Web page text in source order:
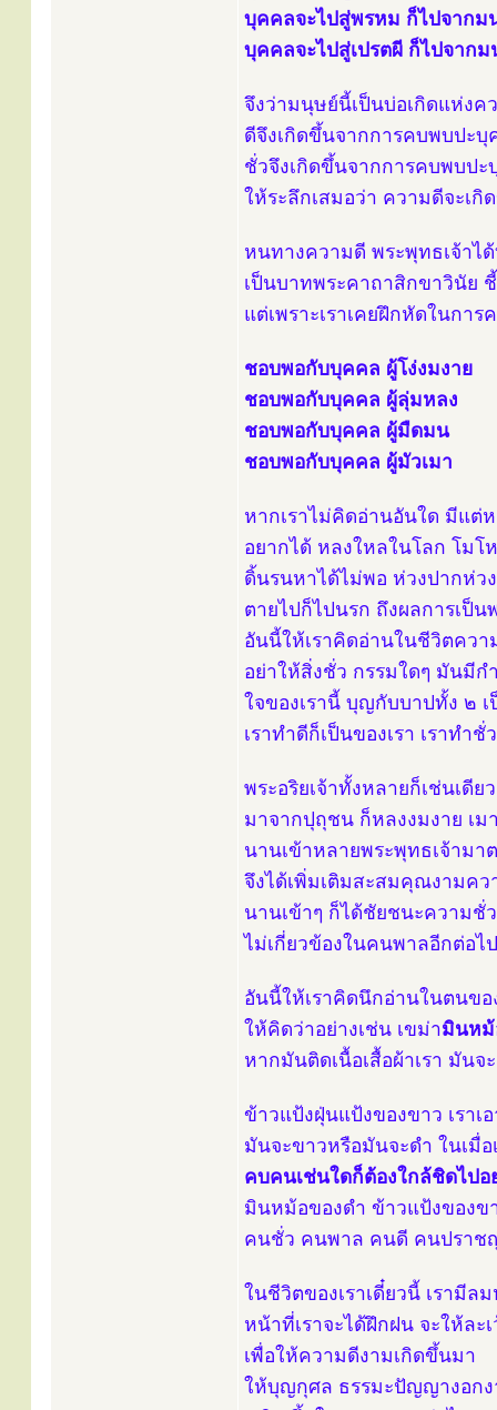
บุคคลจะไปสู่พรหม ก็ไปจากม
บุคคลจะไปสู่เปรตผี ก็ไปจาก
จึงว่ามนุษย์นี้เป็นบ่อเกิดแห่งค
ดีจึงเกิดขึ้นจากการคบพบปะ
ชั่วจึงเกิดขึ้นจากการคบพบป
ให้ระลึกเสมอว่า ความดีจะเ
หนทางความดี พระพุทธเจ้าได้
เป็นบาทพระคาถาสิกขาวินัย
แต่เพราะเราเคยฝึกหัดในกา
ชอบพอกับบุคคล ผู้โง่งมงาย
ชอบพอกับบุคคล ผู้ลุ่มหลง
ชอบพอกับบุคคล ผู้มืดมน
ชอบพอกับบุคคล ผู้มัวเมา
หากเราไม่คิดอ่านอันใด มีแต่
อยากได้ หลงใหลในโลก โมโ
ดิ้นรนหาได้ไม่พอ ห่วงปากห่ว
ตายไปก็ไปนรก ถึงผลการเป็
อันนี้ให้เราคิดอ่านในชีวิตควา
อย่าให้สิ่งชั่ว กรรมใดๆ มันมี
ใจของเรานี้ บุญกับบาปทั้ง ๒
เราทำดีก็เป็นของเรา เราทำ
พระอริยเจ้าทั้งหลายก็เช่นเดี
มาจากปุถุชน ก็หลงงมงาย เ
นานเข้าหลายพระพุทธเจ้ามา
จึงได้เพิ่มเติมสะสมคุณงามค
นานเข้าๆ ก็ได้ชัยชนะความชั่
ไม่เกี่ยวข้องในคนพาลอีกต่อไป
อันนี้ให้เราคิดนึกอ่านในตนขอ
ให้คิดว่าอย่างเช่น เขม่ามินหม้
หากมันติดเนื้อเสื้อผ้าเรา มัน
ข้าวแป้งฝุ่นแป้งของขาว เราเ
มันจะขาวหรือมันจะดำ ในเมื่
คบคนเช่นใดก็ต้องใกล้ชิดไป
มินหม้อของดำ ข้าวแป้งของข
คนชั่ว คนพาล คนดี คนปรา
ในชีวิตของเราเดี๋ยวนี้ เรามีล
หน้าที่เราจะได้ฝึกฝน จะให้ล
เพื่อให้ความดีงามเกิดขึ้นมา
ให้บุญกุศล ธรรมะปัญญางอก